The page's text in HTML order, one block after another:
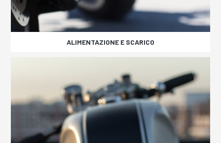
ALIMENTAZIONE E SCARICO